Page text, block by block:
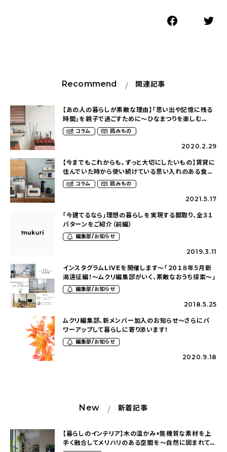
Recommend 関連記事
【あの人の暮らしが素敵な理由】「思い出や記憶に残る
時間」を親子で過ごすために〜ひなまつりを楽しむ
（______________.maさん）
コラム 読みもの
2020.2.29
【今までもこれからも。ずっと大切にしたいもの】賃貸に
住んでいた時から使い続けている思い入れのある食器
棚（______________.maさん）
コラム 読みもの
2021.5.17
「今建てるなら」理想の暮らしを実現する間取り、全３１
パターンをご紹介（前編）
編集部/お知らせ
2019.3.11
インスタグラムLIVEを開催します〜「２０１８年５月新
潟遠征編！〜ムクリ編集部がいく、素敵なおうち探索〜」
編集部/お知らせ
2018.5.25
ムクリ編集部、新メンバー加入のお知らせ〜さらにパ
ワーアップして暮らしに寄り添います！
編集部/お知らせ
2020.9.18
New 新着記事
【暮らしのインテリア】木の温かみ×無機質な素材を上
手く融合してメリハリのある空間を〜自然に囲まれて暮